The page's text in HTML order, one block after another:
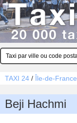
TAXI 24 / Île-de-France
Beji Hachmi